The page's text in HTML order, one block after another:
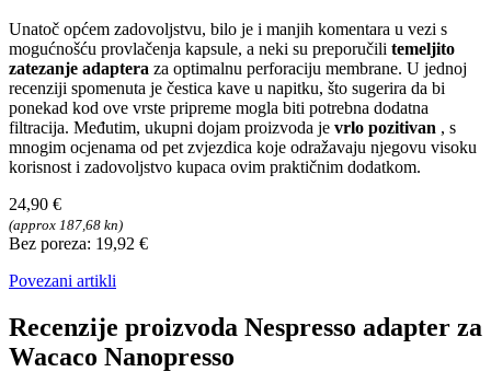
Unatoč općem zadovoljstvu, bilo je i manjih komentara u vezi s
mogućnošću provlačenja kapsule, a neki su preporučili temeljito
zatezanje adaptera za optimalnu perforaciju membrane. U jednoj
recenziji spomenuta je čestica kave u napitku, što sugerira da bi
ponekad kod ove vrste pripreme mogla biti potrebna dodatna
filtracija. Međutim, ukupni dojam proizvoda je vrlo pozitivan , s
mnogim ocjenama od pet zvjezdica koje odražavaju njegovu visoku
korisnost i zadovoljstvo kupaca ovim praktičnim dodatkom.
24,90 €
(approx 187,68 kn)
Bez poreza: 19,92 €
Povezani artikli
Recenzije proizvoda Nespresso adapter za
Wacaco Nanopresso